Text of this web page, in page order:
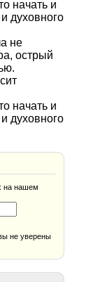
начать и
духовного
не
острый
начать и
духовного
на нашем
не уверены